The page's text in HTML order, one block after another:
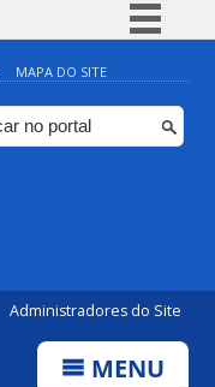
Simplifique!
Comunica BR
Participe
MAPA DO SITE
Administradores do Site
MENU